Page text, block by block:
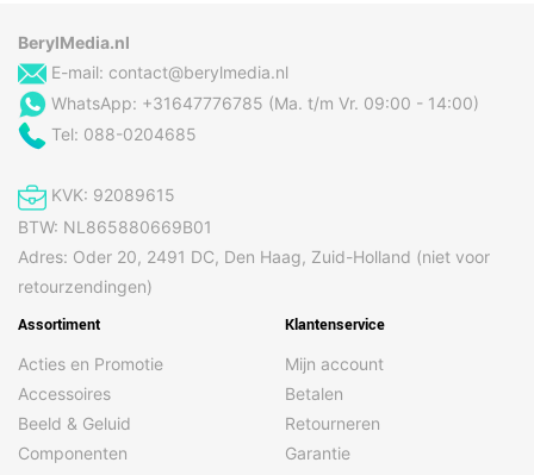
BerylMedia.nl
E-mail: contact@berylmedia.nl
WhatsApp: +31647776785 (Ma. t/m Vr. 09:00 - 14:00)
Tel: 088-0204685
KVK: 92089615
BTW: NL865880669B01
Adres: Oder 20, 2491 DC, Den Haag, Zuid-Holland (niet voor
retourzendingen)
Assortiment
Acties en Promotie
Accessoires
Beeld & Geluid
Componenten
Klantenservice
Mijn account
Betalen
Retourneren
Garantie